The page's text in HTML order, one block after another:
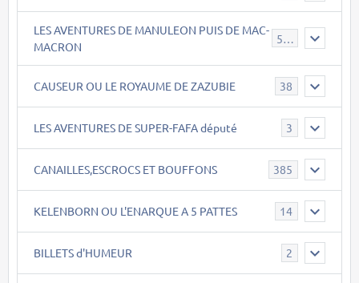
LES AVENTURES DE MANULEON PUIS DE MAC-
MACRON
543
CAUSEUR OU LE ROYAUME DE ZAZUBIE 38
LES AVENTURES DE SUPER-FAFA député 3
CANAILLES,ESCROCS ET BOUFFONS 385
KELENBORN OU L'ENARQUE A 5 PATTES 14
BILLETS d'HUMEUR 2